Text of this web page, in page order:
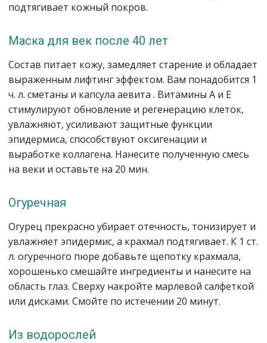
подтягивает кожный покров.
Маска для век после 40 лет
Состав питает кожу, замедляет старение и обладает
выраженным лифтинг эффектом. Вам понадобится 1
ч. л. сметаны и капсула аевита . Витамины А и Е
стимулируют обновление и регенерацию клеток,
увлажняют, усиливают защитные функции
эпидермиса, способствуют оксигенации и
выработке коллагена. Нанесите полученную смесь
на веки и оставьте на 20 мин.
Огуречная
Огурец прекрасно убирает отечность, тонизирует и
увлажняет эпидермис, а крахмал подтягивает. К 1 ст.
л. огуречного пюре добавьте щепотку крахмала,
хорошенько смешайте ингредиенты и нанесите на
область глаз. Сверху накройте марлевой салфеткой
или дисками. Смойте по истечении 20 минут.
Из водорослей